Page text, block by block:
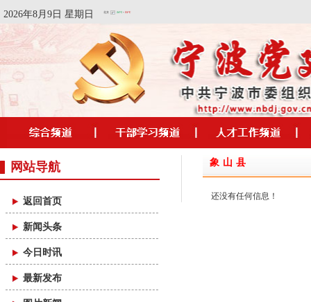
2026年8月9日 星期日
网站导航
返回首页
新闻头条
今日时讯
最新发布
象山县
还没有任何信息！